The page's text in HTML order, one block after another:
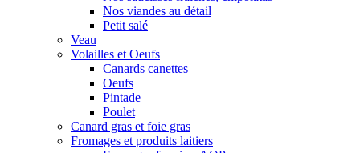
Nos viandes au détail
Petit salé
Veau
Volailles et Oeufs
Canards canettes
Oeufs
Pintade
Poulet
Canard gras et foie gras
Fromages et produits laitiers